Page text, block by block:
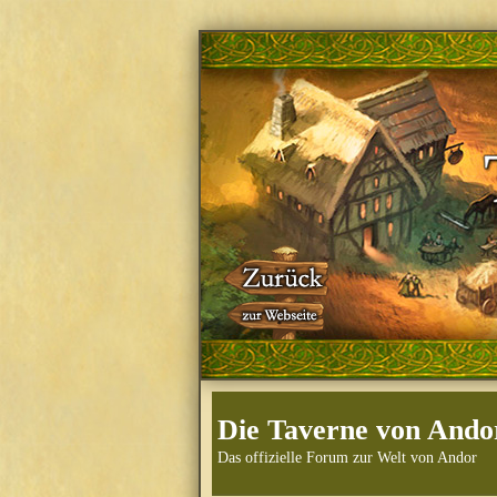
Die Taverne von
Das offizielle Forum zur Welt von Andor